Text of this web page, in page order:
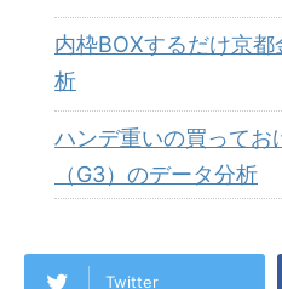
内枠BOXするだけ京
析
ハンデ重いの買ってお
（G3）のデータ分析
Twitter